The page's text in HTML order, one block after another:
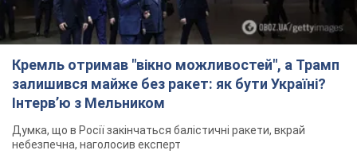
Україна має домовленості на щомісячну
поставку ракет до Patriot від США: Зеленський
розкрив подробиці
Київ також веде активні переговори з європейськими
партнерами
7 минут назад 63